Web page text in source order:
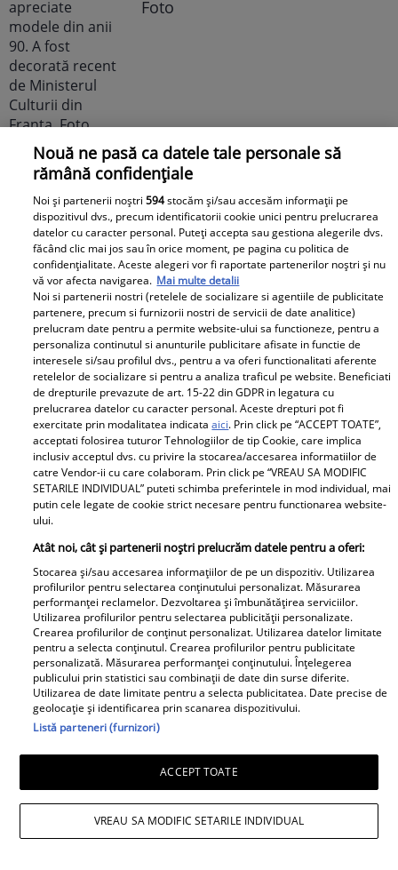
Foto
Noi dezvăluiri despre relația
actuală dintre Andreea Popescu
și Dan Alexa. Relația ei
extraconjugală cu antrenorul a
dus la divorțul de Rareș Cojoc,
însă nimeni nu se aștepta la ce
se întâmplă în prezent
Este în culmea fericirii! Vedeta a
devenit mamă pentru a doua
oară și a dezvăluit prima
imagine cu fiul său: „Iubirile
vieții mele” Foto
A1.ro
Poftiți pe la noi: Poftiți la
Adriana Trandafir, în centrul
atenției după provocarea lui Nea
Mărin
Nouă ne pasă ca datele tale personale să
rămână confidențiale
Noi și partenerii noștri594stocăm și/sau accesăm informații pe
dispozitivul dvs., precum identificatorii cookie unici pentru prelucrarea
datelor cu caracter personal. Puteți accepta sau gestiona alegerile dvs.
făcând clic mai jos sau în orice moment, pe pagina cu politica de
confidențialitate. Aceste alegeri vor fi raportate partenerilor noștri și nu
vă vor afecta navigarea. Mai multe detalii
Noi si partenerii nostri (retelele de socializare si agentiile de publicitate
partenere, precum si furnizorii nostri de servicii de date analitice)
prelucram date pentru a permite website-ului sa functioneze, pentru a
personaliza continutul si anunturile publicitare afisate in functie de
interesele si/sau profilul dvs., pentru a va oferi functionalitati aferente
retelelor de socializare si pentru a analiza traficul pe website. Beneficiati
de drepturile prevazute de art. 15-22 din GDPR in legatura cu
prelucrarea datelor cu caracter personal. Aceste drepturi pot fi
exercitate prin modalitatea indicataaici. Prin click pe “ACCEPT TOATE”,
acceptati folosirea tuturor Tehnologiilor de tip Cookie, care implica
inclusiv acceptul dvs. cu privire la stocarea/accesarea informatiilor de
catre Vendor-ii cu care colaboram. Prin click pe “VREAU SA MODIFIC
SETARILE INDIVIDUAL” puteti schimba preferintele in mod individual, mai
putin cele legate de cookie strict necesare pentru functionarea website-
ului.
Atât noi, cât și partenerii noștri prelucrăm datele pentru a oferi:
Stocarea și/sau accesarea informațiilor de pe un dispozitiv. Utilizarea
profilurilor pentru selectarea conținutului personalizat. Măsurarea
performanței reclamelor. Dezvoltarea și îmbunătățirea serviciilor.
Utilizarea profilurilor pentru selectarea publicității personalizate.
Crearea profilurilor de conținut personalizat. Utilizarea datelor limitate
pentru a selecta conținutul. Crearea profilurilor pentru publicitate
personalizată. Măsurarea performanței conținutului. Înțelegerea
publicului prin statistici sau combinații de date din surse diferite.
Utilizarea de date limitate pentru a selecta publicitatea. Date precise de
geolocație și identificarea prin scanarea dispozitivului.
Listă parteneri (furnizori)
ACCEPT TOATE
VREAU SA MODIFIC SETARILE INDIVIDUAL